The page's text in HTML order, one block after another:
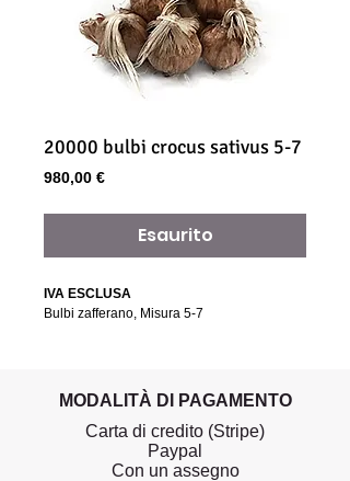
20000 bulbi crocus sativus 5-7
980,00 €Prezzo
Esaurito
IVA ESCLUSA
Bulbi zafferano, Misura 5-7
MODALITÀ DI PAGAMENTO
Carta di credito (Stripe)
Paypal
Con un assegno